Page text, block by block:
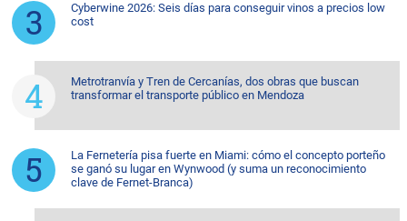
Cyberwine 2026: Seis días para conseguir vinos a precios low
cost
Metrotranvía y Tren de Cercanías, dos obras que buscan
transformar el transporte público en Mendoza
La Fernetería pisa fuerte en Miami: cómo el concepto porteño
se ganó su lugar en Wynwood (y suma un reconocimiento
clave de Fernet-Branca)